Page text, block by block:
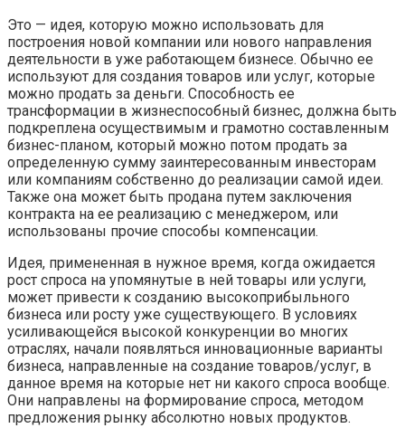
Это — идея, которую можно использовать для
построения новой компании или нового направления
деятельности в уже работающем бизнесе. Обычно ее
используют для создания товаров или услуг, которые
можно продать за деньги. Способность ее
трансформации в жизнеспособный бизнес, должна быть
подкреплена осуществимым и грамотно составленным
бизнес-планом, который можно потом продать за
определенную сумму заинтересованным инвесторам
или компаниям собственно до реализации самой идеи.
Также она может быть продана путем заключения
контракта на ее реализацию с менеджером, или
использованы прочие способы компенсации.
Идея, примененная в нужное время, когда ожидается
рост спроса на упомянутые в ней товары или услуги,
может привести к созданию высокоприбыльного
бизнеса или росту уже существующего. В условиях
усиливающейся высокой конкуренции во многих
отраслях, начали появляться инновационные варианты
бизнеса, направленные на создание товаров/услуг, в
данное время на которые нет ни какого спроса вообще.
Они направлены на формирование спроса, методом
предложения рынку абсолютно новых продуктов.